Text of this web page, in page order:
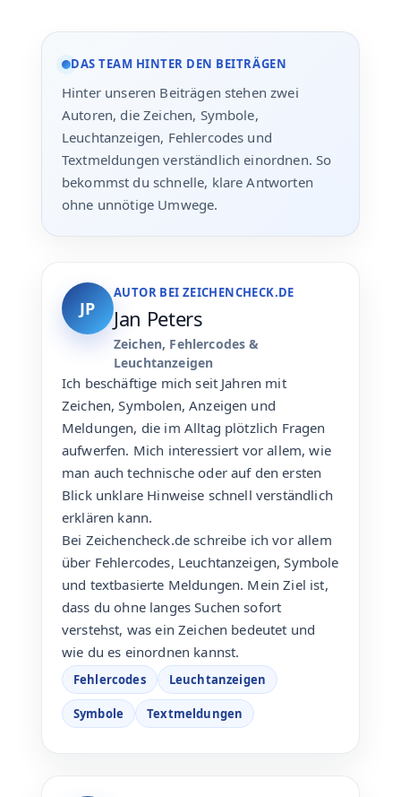
DAS TEAM HINTER DEN BEITRÄGEN
Hinter unseren Beiträgen stehen zwei
Autoren, die Zeichen, Symbole,
Leuchtanzeigen, Fehlercodes und
Textmeldungen verständlich einordnen. So
bekommst du schnelle, klare Antworten
ohne unnötige Umwege.
JP
AUTOR BEI ZEICHENCHECK.DE
Jan Peters
Zeichen, Fehlercodes &
Leuchtanzeigen
Ich beschäftige mich seit Jahren mit
Zeichen, Symbolen, Anzeigen und
Meldungen, die im Alltag plötzlich Fragen
aufwerfen. Mich interessiert vor allem, wie
man auch technische oder auf den ersten
Blick unklare Hinweise schnell verständlich
erklären kann.
Bei Zeichencheck.de schreibe ich vor allem
über Fehlercodes, Leuchtanzeigen, Symbole
und textbasierte Meldungen. Mein Ziel ist,
dass du ohne langes Suchen sofort
verstehst, was ein Zeichen bedeutet und
wie du es einordnen kannst.
Fehlercodes Leuchtanzeigen
Symbole Textmeldungen